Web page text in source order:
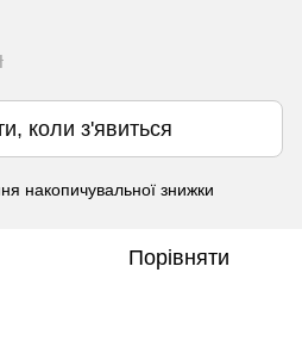
коли з'явиться
накопичувальної знижки
Порівняти